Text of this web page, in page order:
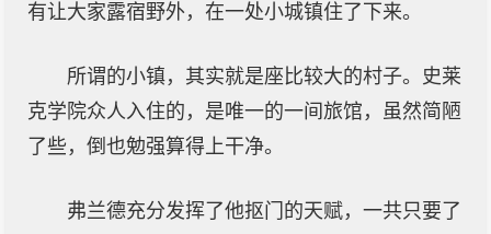
有让大家露宿野外，在一处小城镇住了下来。
所谓的小镇，其实就是座比较大的村子。史莱
克学院众人入住的，是唯一的一间旅馆，虽然简陋
了些，倒也勉强算得上干净。
弗兰德充分发挥了他抠门的天赋，一共只要了